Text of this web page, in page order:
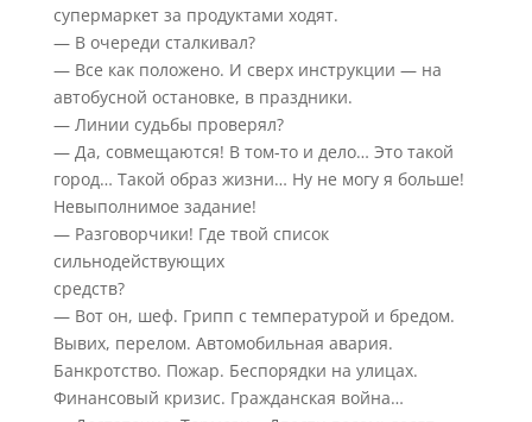
супермаркет за продуктами ходят.
— В очереди сталкивал?
— Все как положено. И сверх инструкции — на
автобусной остановке, в праздники.
— Линии судьбы проверял?
— Да, совмещаются! В том-то и дело… Это такой
город… Такой образ жизни… Ну не могу я больше!
Невыполнимое задание!
— Разговорчики! Где твой список
сильнодействующих
средств?
— Вот он, шеф. Грипп с температурой и бредом.
Вывих, перелом. Автомобильная авария.
Банкротство. Пожар. Беспорядки на улицах.
Финансовый кризис. Гражданская война…